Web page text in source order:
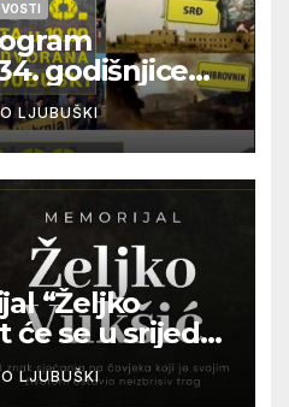
godišnjice
Blaža
a
LJUBUŠKI
“Željko
će se u srijedu
Otoku
LJUBUŠKI